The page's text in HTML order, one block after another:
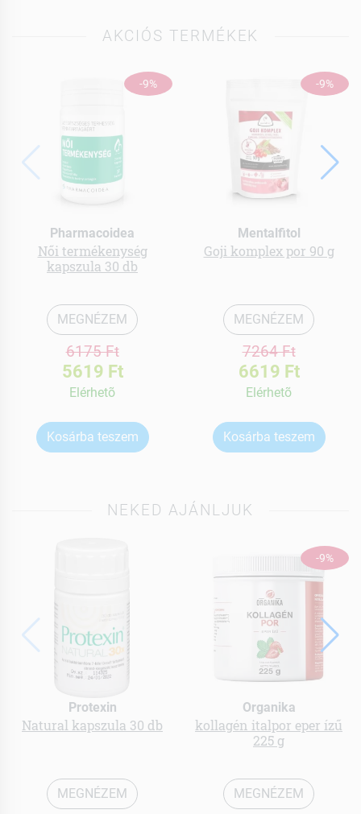
AKCIÓS TERMÉKEK
-9%
Pharmacoidea
Női termékenység
kapszula 30 db
MEGNÉZEM
6175 Ft
5619 Ft
Elérhetõ
Kosárba teszem
-9%
Mentalfitol
Goji komplex por 90 g
MEGNÉZEM
7264 Ft
6619 Ft
Elérhetõ
Kosárba teszem
NEKED AJÁNLJUK
Protexin
Natural kapszula 30 db
MEGNÉZEM
-9%
Organika
kollagén italpor eper ízű
225 g
MEGNÉZEM